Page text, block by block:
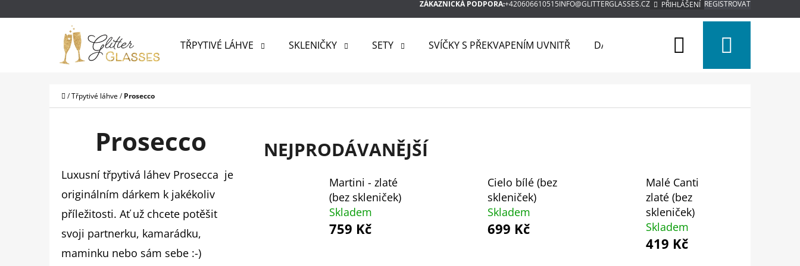
ZÁKAZNICKÁ PODPORA:+420606610515INFO@GLITTERGLASSES.CZ PŘIHLÁŠENÍ REGISTROVAT
TŘPYTIVÉ LÁHVE SKLENIČKY SETY SVÍČKY S PŘEKVAPENÍM UVNITŘ DÁRKOVÉ BALENÍ Hledat
Domů
/Třpytivé láhve/ Prosecco
Prosecco
Luxusní třpytivá láhev Prosecca je
originálním dárkem k jakékoliv
příležitosti. Ať už chcete potěšit
svoji partnerku, kamarádku,
maminku nebo sám sebe :-)
NEJPRODÁVANĚJŠÍ
Martini - zlaté
(bez skleniček)
Skladem
759 Kč
Cielo bílé (bez
skleniček)
Skladem
699 Kč
Malé Canti
zlaté (bez
skleniček)
Skladem
419 Kč
obchodu
obchodu
DOPORUČUJEME